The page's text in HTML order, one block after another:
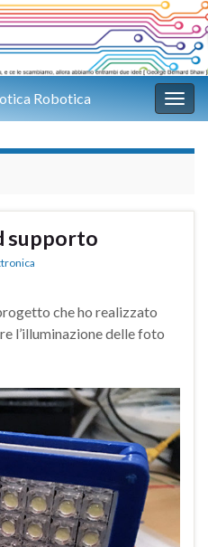
Robotica
supporto
che ho realizzato
l’illuminazione delle foto